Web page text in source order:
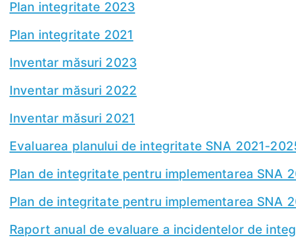
Plan integritate 2023
Plan integritate 2021
Inventar măsuri 2023
Inventar măsuri 2022
Inventar măsuri 2021
Evaluarea planului de integritate SNA 2021-
Plan de integritate pentru implementarea SNA
Plan de integritate pentru implementarea SNA
Raport anual de evaluare a incidentelor de